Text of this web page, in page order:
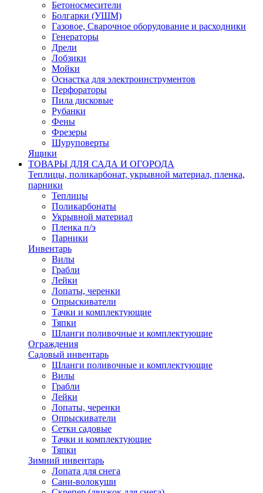
Бетоносмесители
Болгарки (УШМ)
Газовое, Сварочное оборудование и расходники
Генераторы
Дрели
Лобзики
Мойки
Оснастка для электроинструментов
Перфораторы
Пила дисковые
Рубанки
Фены
Фрезеры
Шуруповерты
Ящики
ТОВАРЫ ДЛЯ САДА И ОГОРОДА
Теплицы, поликарбонат, укрывной материал, пленка,
парники
Теплицы
Поликарбонаты
Укрывной материал
Пленка п/э
Парники
Инвентарь
Вилы
Грабли
Лейки
Лопаты, черенки
Опрыскиватели
Тачки и комплектующие
Тяпки
Шланги поливочные и комплектующие
Ограждения
Садовый инвентарь
Шланги поливочные и комплектующие
Вилы
Грабли
Лейки
Лопаты, черенки
Опрыскиватели
Сетки садовые
Тачки и комплектующие
Тяпки
Зимний инвентарь
Лопата для снега
Сани-волокуши